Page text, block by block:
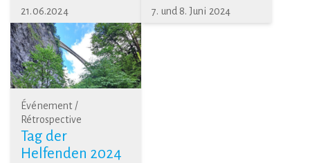
21.06.2024 7. und 8. Juni 2024
Événement /
Rétrospective
Tag der
Helfenden 2024